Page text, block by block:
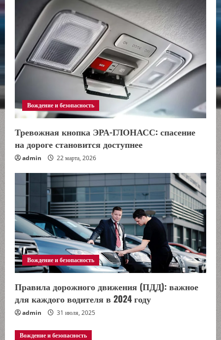
ч
т
н
и
е
Вождение и безопасность
Тревожная кнопка ЭРА-ГЛОНАСС: спасение
на дороге становится доступнее
admin 22 марта, 2026
Вождение и безопасность
Правила дорожного движения (ПДД): важное
для каждого водителя в 2024 году
admin 31 июля, 2025
Вождение и безопасность